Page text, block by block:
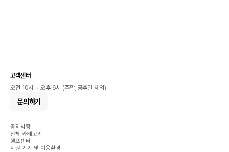
고객센터
오전 10시 ~ 오후 6시 (주말, 공휴일 제외)
문의하기
공지사항
전체 카테고리
헬프센터
지원 기기 및 이용환경